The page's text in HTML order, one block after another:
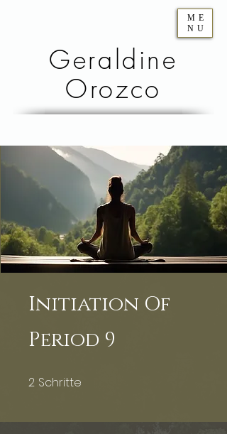
Geraldine
Orozco
ME
NU
Initiation Of
Period 9
2 Schritte